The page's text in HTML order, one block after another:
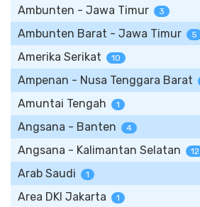
Ambunten - Jawa Timur 3
Ambunten Barat - Jawa Timur 5
Amerika Serikat 10
Ampenan - Nusa Tenggara Barat
Amuntai Tengah 1
Angsana - Banten 4
Angsana - Kalimantan Selatan 12
Arab Saudi 1
Area DKI Jakarta 1